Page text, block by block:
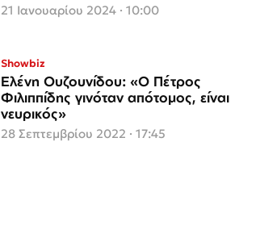
21 Ιανουαρίου 2024 · 10:00
Showbiz
Ελένη Ουζουνίδου: «Ο Πέτρος
Φιλιππίδης γινόταν απότομος, είναι
νευρικός»
28 Σεπτεμβρίου 2022 · 17:45